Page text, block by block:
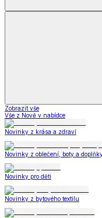
Zobrazit vše
Vše z Nově v nabídce
Novinky z krása a zdraví
Novinky z oblečení, boty a
Novinky pro děti
Novinky z bytového textilu